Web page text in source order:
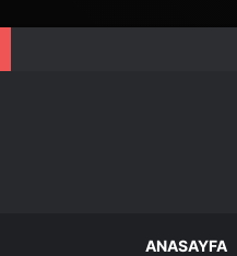
ANASAYFA